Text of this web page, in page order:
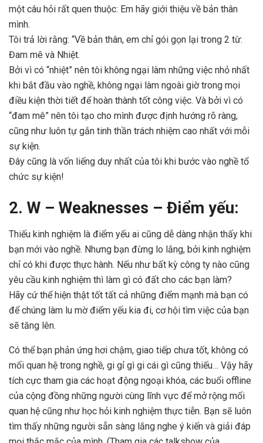
một câu hỏi rất quen thuộc: Em hãy giới thiệu về bản thân
mình.
Tôi trả lời rằng: “Về bản thân, em chỉ gói gọn lại trong 2 từ:
Đam mê và Nhiệt.
Bởi vì có “nhiệt” nên tôi không ngại làm những việc nhỏ nhất
khi bắt đầu vào nghề, không ngại làm ngoài giờ trong mọi
điều kiện thời tiết để hoàn thành tốt công việc. Và bởi vì có
“đam mê” nên tôi tạo cho mình được định hướng rõ ràng,
cũng như luôn tự gắn tinh thần trách nhiệm cao nhất với mỗi
sự kiện.
Đây cũng là vốn liếng duy nhất của tôi khi bước vào nghề tổ
chức sự kiện!
2. W – Weaknesses – Điểm yếu:
Thiếu kinh nghiệm là điểm yếu ai cũng dễ dàng nhận thấy khi
bạn mới vào nghề. Nhưng bạn đừng lo lắng, bởi kinh nghiệm
chỉ có khi được thực hành. Nếu như bất kỳ công ty nào cũng
yêu cầu kinh nghiệm thì làm gì có đất cho các bạn làm?
Hãy cứ thể hiện thật tốt tất cả những điểm mạnh mà bạn có
để chúng làm lu mờ điểm yếu kia đi, cơ hội tìm việc của bạn
sẽ tăng lên.
Có thể bạn phản ứng hơi chậm, giao tiếp chưa tốt, không có
mối quan hệ trong nghề, gi gỉ gì gi cái gì cũng thiếu… Vậy hãy
tích cực tham gia các hoạt động ngoại khóa, các buổi offline
của cộng đồng những người cùng lĩnh vực để mở rộng mối
quan hệ cũng như học hỏi kinh nghiệm thực tiễn. Bạn sẽ luôn
tìm thấy những người sẵn sàng lắng nghe ý kiến và giải đáp